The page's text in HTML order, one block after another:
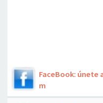
FaceBook: únete
m